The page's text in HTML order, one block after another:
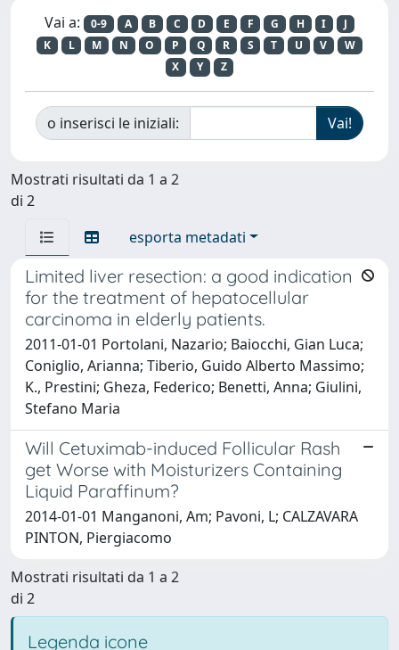
Vai a: 0-9 A B C D E F G H I
J
K
L M N O P Q R S T U V
W
X
Y Z
o inserisci le iniziali:
Mostrati risultati da 1 a 2
di 2
esporta metadati
Limited liver resection: a good indication
for the treatment of hepatocellular
carcinoma in elderly patients.
2011-01-01 Portolani, Nazario; Baiocchi, Gian Luca;
Coniglio, Arianna; Tiberio, Guido Alberto Massimo;
K., Prestini; Gheza, Federico; Benetti, Anna; Giulini,
Stefano Maria
Will Cetuximab-induced Follicular Rash
get Worse with Moisturizers Containing
Liquid Paraffinum?
2014-01-01 Manganoni, Am; Pavoni, L; CALZAVARA
PINTON, Piergiacomo
Mostrati risultati da 1 a 2
di 2
Legenda icone